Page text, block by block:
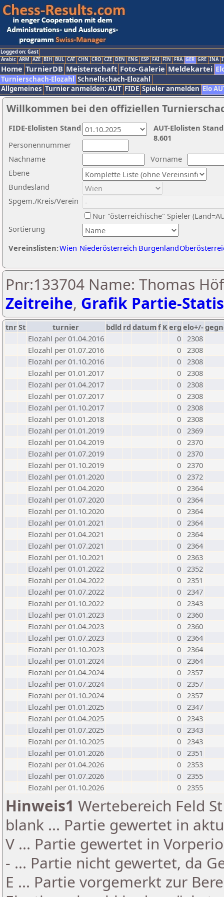
Logged on: Gast
Arabic ARM AZE BIH BUL CAT CHN CRO CZE DEN ENG ESP FAI FIN FRA GER GRE INA
Home TurnierDB Meisterschaft Foto-Galerie Meldekartei
Turnierschach-Elozahl Schnellschach-Elozahl
Allgemeines Turnier anmelden: AUT FIDE Spieler anmelden Elo
Willkommen bei den offiziellen
Nachname
Vorname
Ebene
Sortierung
Personennummer
Bundesland
Spgem./Kreis/Verein
Nur "österreichische" Spieler
Vereinslisten:Wien Niederösterreich Burgenland
AUT-Elolisten
8.601
FIDE-Elolisten Stand
Pnr:133704 Name: Thomas
Zeitreihe, Grafik Partie-
tnrSt turnier bdld rd datumf Kerg elo+/-
Elozahl per 01.04.2016
0 2308
Elozahl per 01.07.2016
0 2308
Elozahl per 01.10.2016
0 2308
Elozahl per 01.01.2017
0 2308
Elozahl per 01.04.2017
0 2308
Elozahl per 01.07.2017
0 2308
Elozahl per 01.10.2017
0 2308
Elozahl per 01.01.2018
0 2308
Elozahl per 01.01.2019
0 2369
Elozahl per 01.04.2019
0 2370
Elozahl per 01.07.2019
0 2370
Elozahl per 01.10.2019
0 2370
Elozahl per 01.01.2020
0 2372
Elozahl per 01.04.2020
0 2364
Elozahl per 01.07.2020
0 2364
Elozahl per 01.10.2020
0 2364
Elozahl per 01.01.2021
0 2364
Elozahl per 01.04.2021
0 2364
Elozahl per 01.07.2021
0 2364
Elozahl per 01.10.2021
0 2363
Elozahl per 01.01.2022
0 2352
Elozahl per 01.04.2022
0 2351
Elozahl per 01.07.2022
0 2347
Elozahl per 01.10.2022
0 2343
Elozahl per 01.01.2023
0 2360
Elozahl per 01.04.2023
0 2360
Elozahl per 01.07.2023
0 2364
Elozahl per 01.10.2023
0 2364
Elozahl per 01.01.2024
0 2364
Elozahl per 01.04.2024
0 2357
Elozahl per 01.07.2024
0 2357
Elozahl per 01.10.2024
0 2357
Elozahl per 01.01.2025
0 2347
Elozahl per 01.04.2025
0 2343
Elozahl per 01.07.2025
0 2343
Elozahl per 01.10.2025
0 2343
Elozahl per 01.01.2026
0 2351
Elozahl per 01.04.2026
0 2353
Elozahl per 01.07.2026
0 2355
Elozahl per 01.10.2026
0 2355
Hinweis1 Wertebereich Feld
blank ... Partie gewertet in
V ... Partie gewertet in
- ... Partie nicht gewertet, da
E ... Partie vorgemerkt zur